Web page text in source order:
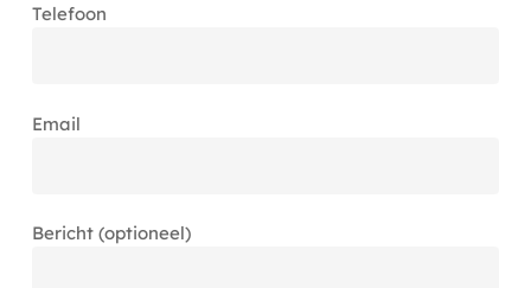
Telefoon
Email
Bericht (optioneel)